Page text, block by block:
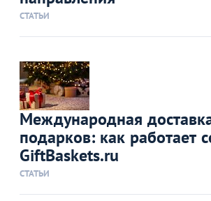
СТАТЬИ
Международная
подарков: как работает
GiftBaskets.ru
СТАТЬИ